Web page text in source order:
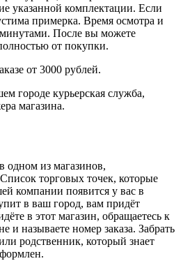
указанной комплектации. Если
примерка. Время осмотра и
После вы можете
от покупки.
от 3000 рублей.
городе курьерская служба,
магазина.
одном из магазинов,
торговых точек, которые
компании появится у вас в
в ваш город, вам придёт
в этот магазин, обращаетесь к
и называете номер заказа. Забрать
родственник, который знает